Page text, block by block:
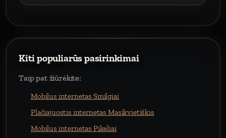
Kiti populiarūs pasirinkimai
Taip pat žiūrėkite:
Mobilus internetas Smilgiai
Plačiajuostis internetas Masikvietiškis
Mobilus internetas Pikeliai